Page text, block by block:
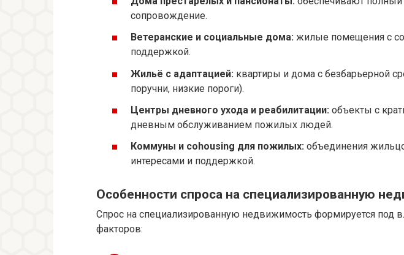
сопровождение.
Ветеранские и социальные дома: жилые помещения с
поддержкой.
Жильё с адаптацией: квартиры и дома с безбарьерной
поручни, низкие пороги).
Центры дневного ухода и реабилитации: объекты с
дневным обслуживанием пожилых людей.
Коммуны и cohousing для пожилых: объединения
интересами и поддержкой.
Особенности спроса на специализированную
Спрос на специализированную недвижимость формируется под
факторов: